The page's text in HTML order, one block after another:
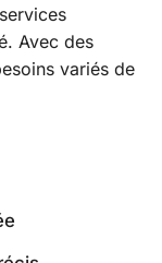
Avec des
variés de